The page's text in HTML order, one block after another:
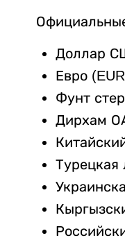
Доллар
Евро
Фунт
Дирхам
Турецкая